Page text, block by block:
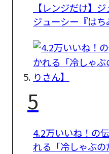
【レンジだけ】
ジューシー『はち
5
4.2万いいね！の
れる「冷しゃぶ